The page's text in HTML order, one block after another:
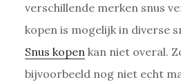
verschillende merken snus
kopen is mogelijk in diverse
Snus kopenkan niet overal.
bijvoorbeeld nog niet echt